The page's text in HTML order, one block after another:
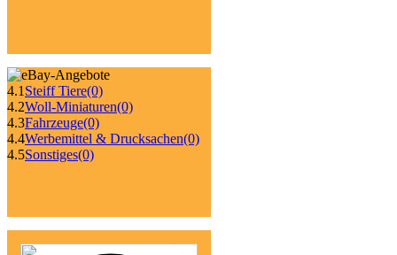
4.1 Steiff Tiere(0)
4.2Woll-Miniaturen(0)
4.3Fahrzeuge(0)
4.4Werbemittel & Drucksachen(0)
4.5Sonstiges(0)